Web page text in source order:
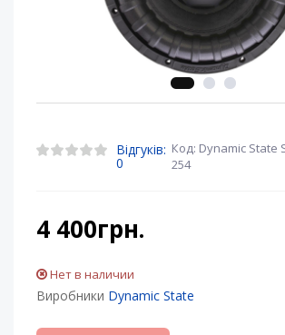
Відгуків:
0
Код: Dynamic State
254
4 400грн.
Нет в наличии
Виробники Dynamic State